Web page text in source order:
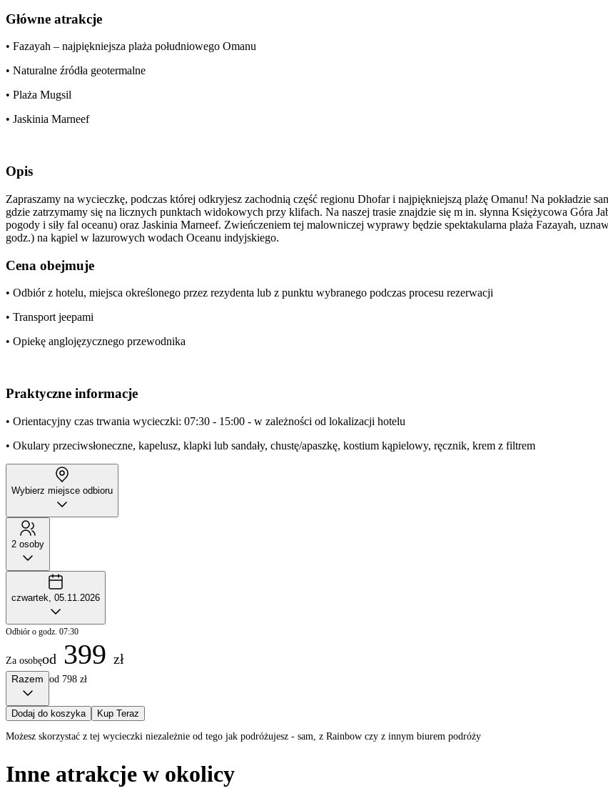
Główne atrakcje
• Fazayah – najpiękniejsza plaża południowego Omanu
• Naturalne źródła geotermalne
• Plaża Mugsil
• Jaskinia Marneef
Opis
Zapraszamy na wycieczkę, podczas której odkryjesz zachodnią część regionu Dhofar i najpiękniejszą plażę Omanu! Na pokładzie
gdzie zatrzymamy się na licznych punktach widokowych przy klifach. Na naszej trasie znajdzie się m in. słynna Księżycowa Góra
pogody i siły fal oceanu) oraz Jaskinia Marneef. Zwieńczeniem tej malowniczej wyprawy będzie spektakularna plaża Fazayah,
godz.) na kąpiel w lazurowych wodach Oceanu indyjskiego.
Cena obejmuje
• Odbiór z hotelu, miejsca określonego przez rezydenta lub z punktu wybranego podczas procesu rezerwacji
• Transport jeepami
• Opiekę anglojęzycznego przewodnika
Praktyczne informacje
• Orientacyjny czas trwania wycieczki: 07:30 - 15:00 - w zależności od lokalizacji hotelu
• Okulary przeciwsłoneczne, kapelusz, klapki lub sandały, chustę/apaszkę, kostium kąpielowy, ręcznik, krem z filtrem
Wybierz miejsce odbioru
2 osoby
czwartek, 05.11.2026
Odbiór o godz. 07:30
Za osobęod 399 zł
Razem od 798 zł
Dodaj do koszyka Kup Teraz
Możesz skorzystać z tej wycieczki niezależnie od tego jak podróżujesz - sam, z Rainbow czy z innym biurem podróży
Inne atrakcje w okolicy